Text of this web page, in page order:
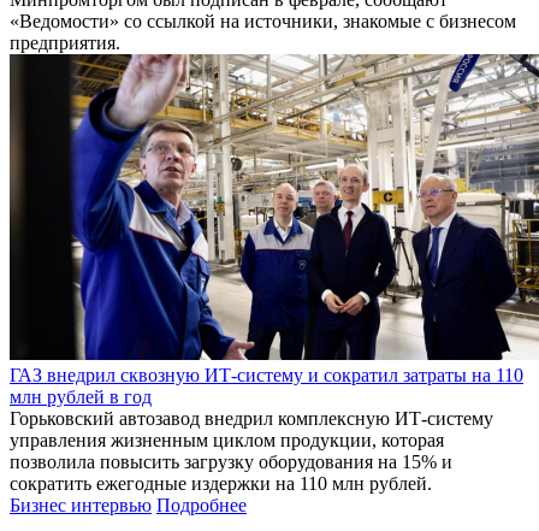
«Ведомости» со ссылкой на источники, знакомые с бизнесом
предприятия.
ГАЗ внедрил сквозную ИТ-систему и сократил затраты на 110
млн рублей в год
Горьковский автозавод внедрил комплексную ИТ-систему
управления жизненным циклом продукции, которая
позволила повысить загрузку оборудования на 15% и
сократить ежегодные издержки на 110 млн рублей.
Бизнес интервью Подробнее